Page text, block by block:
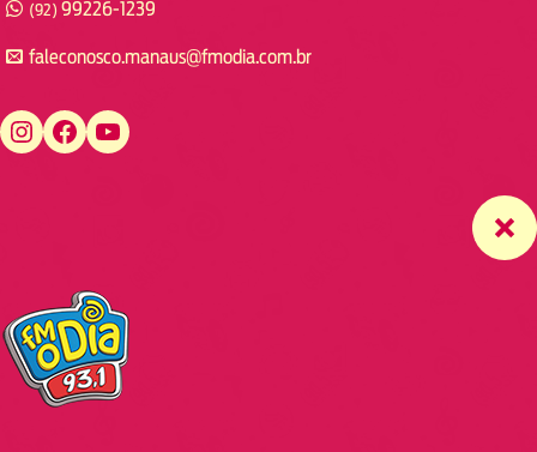
(92) 99226-1239
faleconosco.manaus@fmodia.com.br
https://www.instagram.com/fmodiamanaus/ https://www.facebook.com/fmodiamanaus https://www.youtube.com/user/radiofmodia